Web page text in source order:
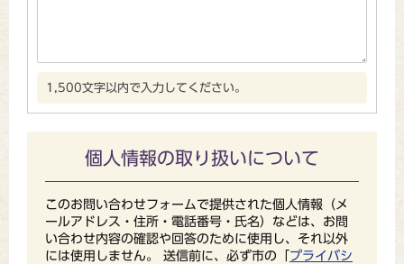
1,500文字以内で入力してください。
個人情報の取り扱いについて
このお問い合わせフォームで提供された個人情報（メ
ールアドレス・住所・電話番号・氏名）などは、お問
い合わせ内容の確認や回答のために使用し、それ以外
には使用しません。 送信前に、必ず市の「 プライバシ